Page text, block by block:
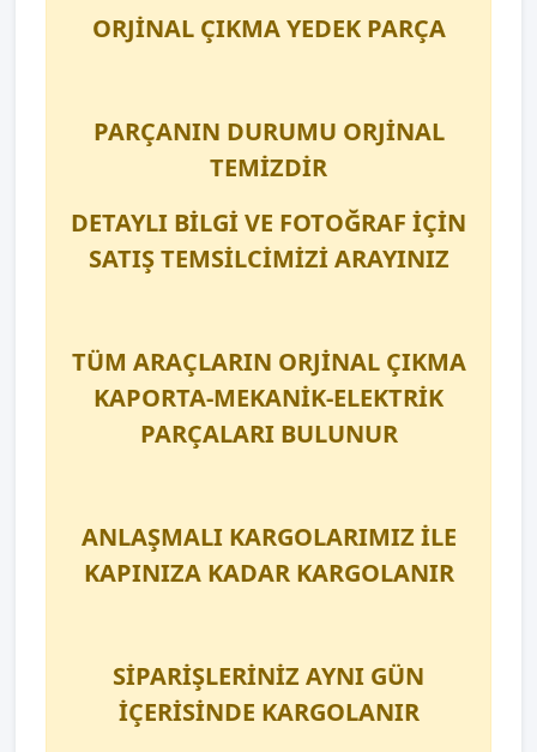
ORJİNAL ÇIKMA YEDEK PARÇA
PARÇANIN DURUMU ORJİNAL
TEMİZDİR
DETAYLI BİLGİ VE FOTOĞRAF İÇİN
SATIŞ TEMSİLCİMİZİ ARAYINIZ
TÜM ARAÇLARIN ORJİNAL ÇIKMA
KAPORTA-MEKANİK-ELEKTRİK
PARÇALARI BULUNUR
ANLAŞMALI KARGOLARIMIZ İLE
KAPINIZA KADAR KARGOLANIR
SİPARİŞLERİNİZ AYNI GÜN
İÇERİSİNDE KARGOLANIR